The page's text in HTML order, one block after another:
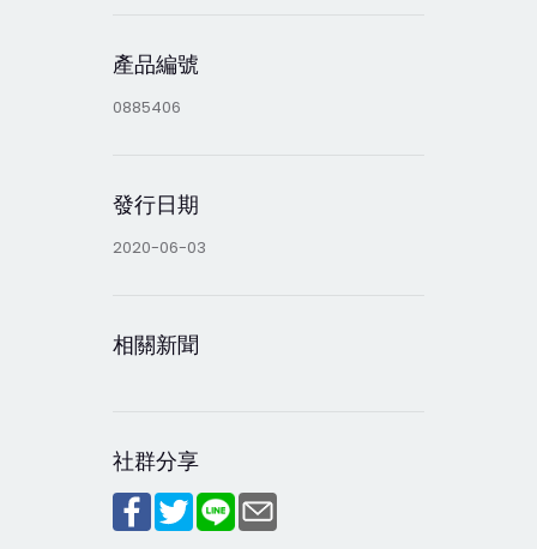
產品編號
0885406
發行日期
2020-06-03
相關新聞
社群分享